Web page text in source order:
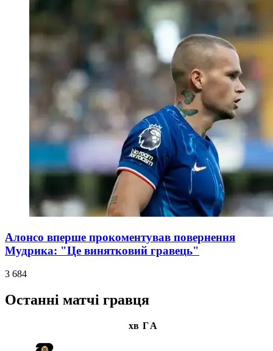
Алонсо вперше прокоментував повернення
Мудрика: "Це винятковий гравець"
3 684
Останні матчі гравця
хв ГА